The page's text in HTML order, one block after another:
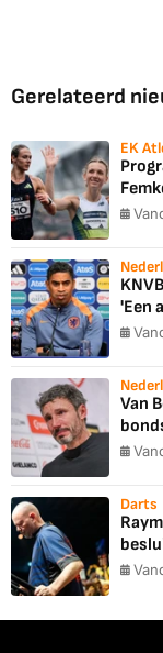
Gerelateerd
EK
'Een
Van
Darts